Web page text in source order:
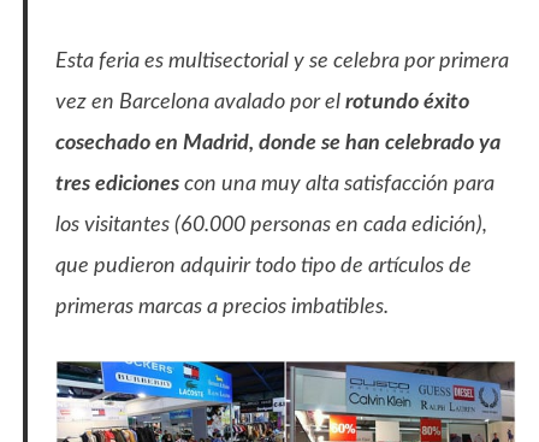
Esta feria es multisectorial y se celebra por primera
vez en Barcelona avalado por el rotundo éxito
cosechado en Madrid, donde se han celebrado ya
tres edicionescon una muy alta satisfacción para
los visitantes (60.000 personas en cada edición),
que pudieron adquirir todo tipo de artículos de
primeras marcas a precios imbatibles.